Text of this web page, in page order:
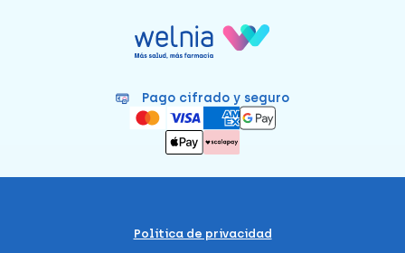
Pago cifrado y seguro
Política de privacidad